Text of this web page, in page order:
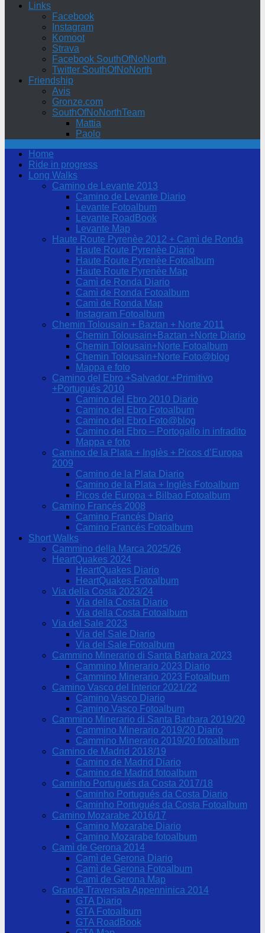
Links
Facebook
Instagram
Komoot
Strava
Facebook SouthOfNoNorth
Twitter SouthOfNoNorth
Friendship
Avis
Gronze.com
SouthOfNoNorthTeam
Mattia
Paolo
Home
Ride in progress
Long Walks
Camino de Levante 2013
Camino de Levante Diario
Levante Fotoalbum
Levante RoadBook
Levante Map
Haute Route Pyrenèe 2012 + Camì de Ronda
Haute Route Pyrenèe Diario
Haute Route Pyrenèe Fotoalbum
Haute Route Pyrenèe Map
Camì de Ronda Diario
Camì de Ronda Fotoalbum
Camì de Ronda Map
Instagram Fotoalbum
Chemin Tolousain + Baztan + Norte 2011
Chemin Tolousain+Baztan +Norte Diario
Chemin Tolousain+Norte Fotoalbum
Chemin Tolousain+Norte Foto@blog
Mappa e foto
Camino del Ebro +Salvador +Primitivo
+Portugués 2010
Camino del Ebro 2010 Diario
Camino del Ebro Fotoalbum
Camino del Ebro Foto@blog
Camino del Ebro – Portogallo in infradito
Mappa e foto
Camino de la Plata + Inglès + Picos d’Europa
2009
Camino de la Plata Diario
Camino de la Plata + Inglès Fotoalbum
Picos de Europa + Bilbao Fotoalbum
Camino Francés 2008
Camino Francés Diario
Camino Francés Fotoalbum
Short Walks
Cammino della Marca 2025/26
HeartQuakes 2024
HeartQuakes Diario
HeartQuakes Fotoalbum
Via della Costa 2023/24
Via della Costa Diario
Via della Costa Fotoalbum
Via del Sale 2023
Via del Sale Diario
Via del Sale Fotoalbum
Cammino Minerario di Santa Barbara 2023
Cammino Minerario 2023 Diario
Cammino Minerario 2023 Fotoalbum
Camino Vasco del Interior 2021/22
Camino Vasco Diario
Camino Vasco Fotoalbum
Cammino Minerario di Santa Barbara 2019/20
Cammino Minerario 2019/20 Diario
Cammino Minerario 2019/20 fotoalbum
Camino de Madrid 2018/19
Camino de Madrid Diario
Camino de Madrid fotoalbum
Caminho Portugués da Costa 2017/18
Caminho Portugués da Costa Diario
Caminho Portugués da Costa Fotoalbum
Camino Mozarabe 2016/17
Camino Mozarabe Diario
Camino Mozarabe fotoalbum
Camì de Gerona 2014
Camì de Gerona Diario
Camì de Gerona Fotoalbum
Camì de Gerona Map
Grande Traversata Appenninica 2014
GTA Diario
GTA Fotoalbum
GTA RoadBook